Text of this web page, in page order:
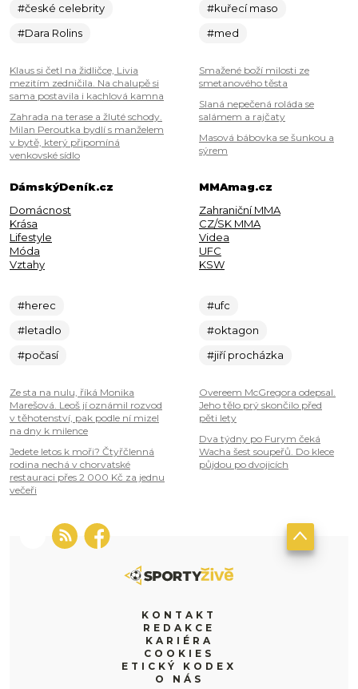
#české celebrity
#Dara Rolins
Klaus si četl na židličce, Livia
mezitím zedničila. Na chalupě si
sama postavila i kachlová kamna
Zahrada na terase a žluté schody.
Milan Peroutka bydlí s manželem
v bytě, který připomíná
venkovské sídlo
#kuřecí maso
#med
Smažené boží milosti ze
smetanového těsta
Slaná nepečená roláda se
salámem a rajčaty
Masová bábovka se šunkou a
sýrem
DámskýDeník.cz
Domácnost
Krása
Lifestyle
Móda
Vztahy
#herec
#letadlo
#počasí
Ze sta na nulu, říká Monika
Marešová. Leoš jí oznámil rozvod
v těhotenství, pak podle ní mizel
na dny k milence
Jedete letos k moři? Čtyřčlenná
rodina nechá v chorvatské
restauraci přes 2 000 Kč za jednu
večeři
MMAmag.cz
Zahraniční MMA
CZ/SK MMA
Videa
UFC
KSW
#ufc
#oktagon
#jiří procházka
Overeem McGregora odepsal.
Jeho tělo prý skončilo před
pěti lety
Dva týdny po Furym čeká
Wacha šest soupeřů. Do klece
půjdou po dvojicích
KONTAKT
REDAKCE
KARIÉRA
COOKIES
ETICKÝ KODEX
O NÁS